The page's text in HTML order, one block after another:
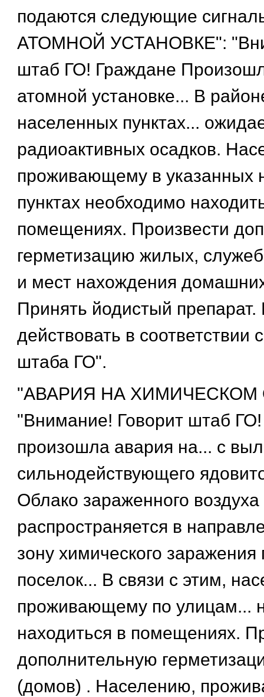
подаются следующие
АТОМНОЙ УСТАНОВКЕ":
штаб ГО! Граждане
атомной установке... В
населенных пунктах...
радиоактивных осадков.
проживающему в указанных
пунктах необходимо
помещениях. Произвести
герметизацию жилых,
и мест нахождения
Принять йодистый
действовать в соответствии
штаба ГО".
"АВАРИЯ НА ХИМИЧЕСКОМ
"Внимание! Говорит штаб
произошла авария на... с
сильнодействующего
Облако зараженного воздуха
распространяется в
зону химического заражения
поселок... В связи с этим,
проживающему по улицам...
находиться в помещениях.
дополнительную
(домов) . Населению,